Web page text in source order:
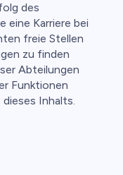
des
eine Karriere bei
freie Stellen
zu finden
Abteilungen
Funktionen
Inhalts.